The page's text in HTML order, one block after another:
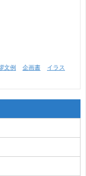
文例 企画書
イラス